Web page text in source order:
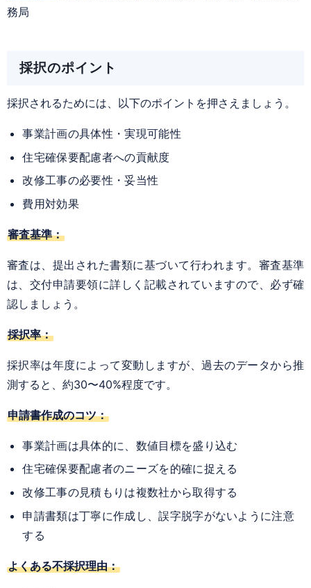
務局
採択のポイント
採択されるためには、以下のポイントを押さえましょう。
事業計画の具体性・実現可能性
住宅確保要配慮者への貢献度
改修工事の必要性・妥当性
費用対効果
審査基準：
審査は、提出された書類に基づいて行われます。審査基準
は、交付申請要領に詳しく記載されていますので、必ず確
認しましょう。
採択率：
採択率は年度によって変動しますが、過去のデータから推
測すると、約30〜40%程度です。
申請書作成のコツ：
事業計画は具体的に、数値目標を盛り込む
住宅確保要配慮者のニーズを的確に捉える
改修工事の見積もりは複数社から取得する
申請書類は丁寧に作成し、誤字脱字がないように注意
する
よくある不採択理由：